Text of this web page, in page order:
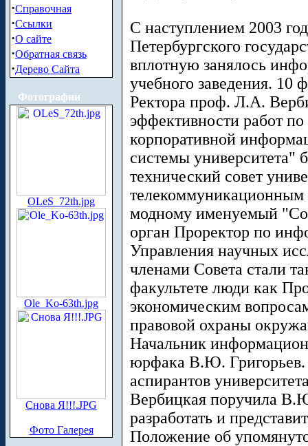
·Справочная
·Ссылки
·О сайте
·Обратная связь
·Дерево Сайта
Фотографии
OLeS_72th.jpg
Ole_Ko-63th.jpg
Снова Я!!!.JPG
Фото Галерея
С наступлением 2003
Петербургского
вплотную занялось
учебного заведения. 10
Ректора проф. Л.А.
эффективности работ
корпоративной
системы университета"
технический совет
телекоммуникационным
модному именуемый
орган Проректор по
Управления научных
членами Совета стали
факультете люди как
экономическим
правовой охраны
Начальник
юрфака В.Ю. Григорьев.
аспирантов
Вербицкая поручила
разработать и
Положение об